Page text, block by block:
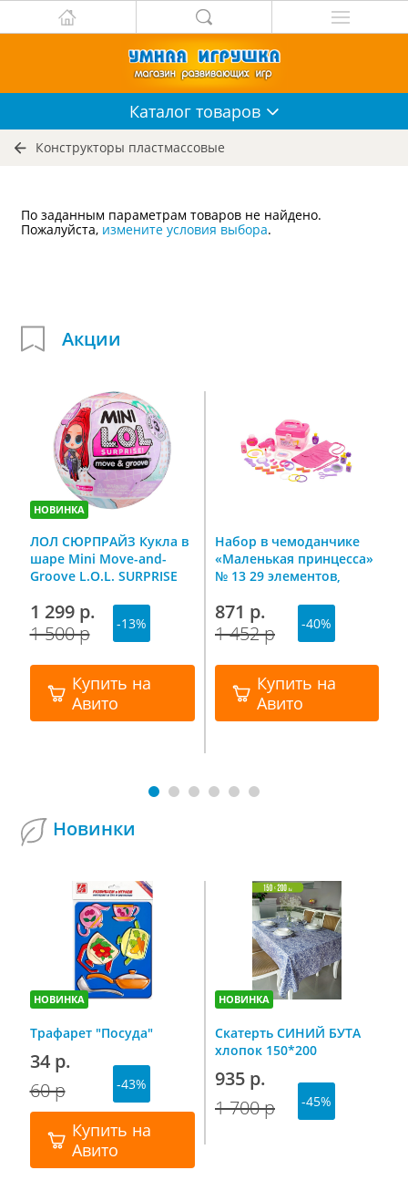
Каталог товаров
Конструкторы пластмассовые
По заданным параметрам товаров не найдено.
Пожалуйста, измените условия выбора.
Акции
НОВИНКА
ЛОЛ СЮРПРАЙЗ Кукла в
шаре Mini Move-and-
Groove L.O.L. SURPRISE
1 299 р.
1 500 р
-13%
Купить на
Авито
Набор в чемоданчике
«Маленькая принцесса»
№ 13 29 элементов,
871 р.
1 452 р
-40%
Купить на
Авито
Новинки
НОВИНКА
Трафарет "Посуда"
34 р.
60 р
-43%
Купить на
Авито
НОВИНКА
Скатерть СИНИЙ БУТА
хлопок 150*200
935 р.
1 700 р
-45%